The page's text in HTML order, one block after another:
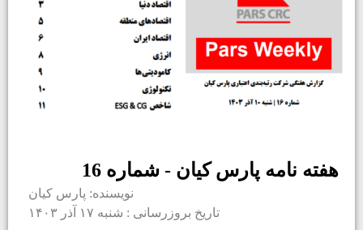
هفته نامه پارس کیان - شماره 16
نویسنده: پارس کیان
تاریخ بروزرسانی : شنبه ۱۷ آذر ۱۴۰۳